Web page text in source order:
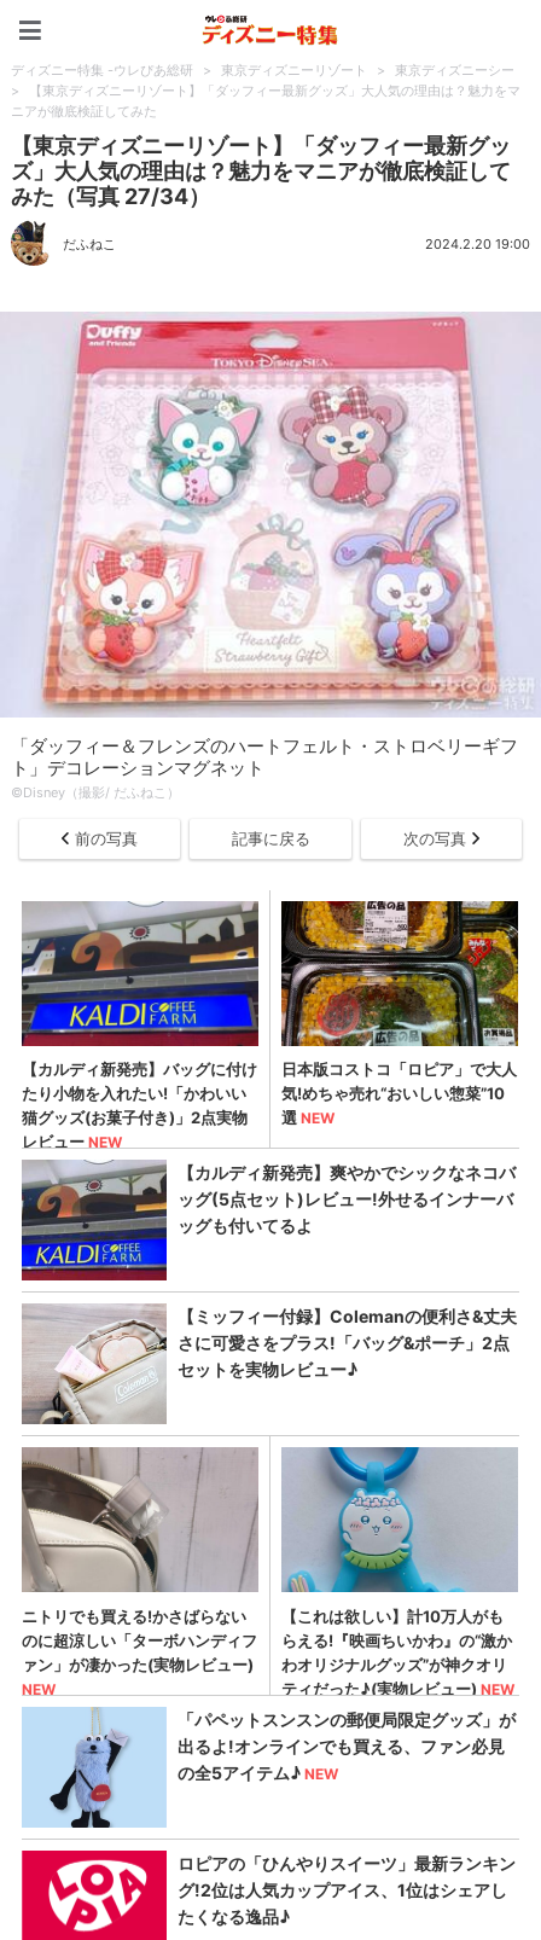
ディズニー特集 -ウレぴあ総研 > 東京ディズニーリゾート >
東京ディズニーシー
>
【東京ディズニーリゾート】「ダッフィー最新グッズ」大人気の理由は？魅力をマ
ニアが徹底検証してみた
【東京ディズニーリゾート】「ダッフィー最新グッ
ズ」大人気の理由は？魅力をマニアが徹底検証して
みた（写真 27/34）
だふねこ 2024.2.20 19:00
「ダッフィー＆フレンズのハートフェルト・ストロベリーギフ
ト」デコレーションマグネット
©Disney（撮影/ だふねこ）
前の写真 記事に戻る 次の写真